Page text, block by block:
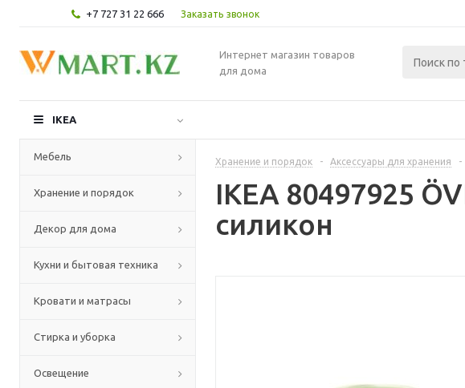
+7 727 31 22 666 Заказать звонок
Интернет магазин товаров
для дома
IKEA
Мебель
Хранение и порядок
Декор для дома
Кухни и бытовая техника
Кровати и матрасы
Стирка и уборка
Освещение
Хранение и порядок - Аксессуары для хранения -
IKEA 80497925
силикон